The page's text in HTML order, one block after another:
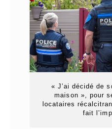
« J’ai décidé de
maison », pour
locataires
fait